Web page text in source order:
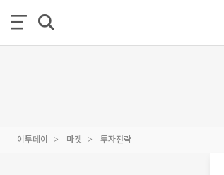
이투데이 마켓 투자전략